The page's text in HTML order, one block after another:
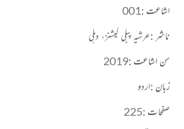
اشاعت :001
ناشر :عرشیہ پبلی کیشنز، دہلی
سن اشاعت :2019
زبان :اردو
صفحات :225